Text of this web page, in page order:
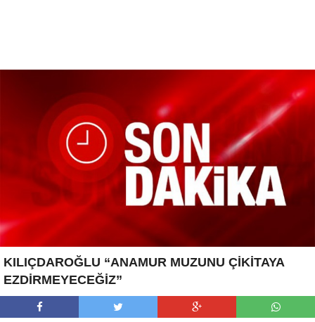
KILIÇDAROĞLU “ANAMUR MUZUNU ÇİKİTAYA
EZDİRMEYECEĞİZ”